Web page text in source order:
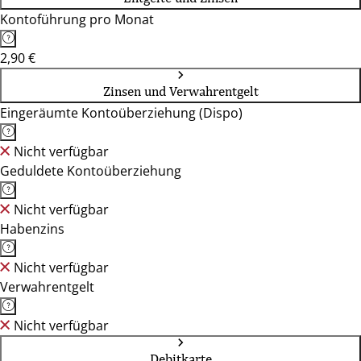
90473, 90480, 90537, 90762, 91052, 91074, 91126, 91207,
91301, 91522, 91710, 92224, 92318, 92421, 92637, 93047,
93049, 93059, 93128, 93155, 93333, 94032, 94060, 94315,
94469, 95028, 95444, 95615, 96047, 96317, 96450, 96465,
97070, 97318, 97421, 97616, 97688, 97816, 99084, 99423,
99817
Kontoführung pro Monat
2,90 €
Zinsen und Verwahrentgelt
Eingeräumte Kontoüberziehung (Dispo)
Nicht verfügbar
Geduldete Kontoüberziehung
Nicht verfügbar
Habenzins
Nicht verfügbar
Verwahrentgelt
Nicht verfügbar